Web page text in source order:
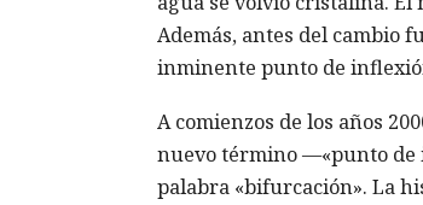
Además, antes del cambio
inminente punto de
A comienzos de los años
nuevo término —«punto de
palabra «bifurcación». La